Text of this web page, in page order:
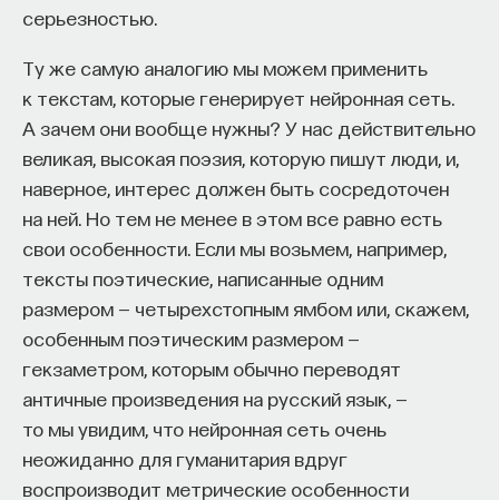
серьезностью.
Ту же самую аналогию мы можем применить
к текстам, которые генерирует нейронная сеть.
А зачем они вообще нужны? У нас действительно
великая, высокая поэзия, которую пишут люди, и,
наверное, интерес должен быть сосредоточен
на ней. Но тем не менее в этом все равно есть
свои особенности. Если мы возьмем, например,
тексты поэтические, написанные одним
размером — четырехстопным ямбом или, скажем,
особенным поэтическим размером —
гекзаметром, которым обычно переводят
античные произведения на русский язык, —
то мы увидим, что нейронная сеть очень
неожиданно для гуманитария вдруг
воспроизводит метрические особенности
Какие возникают сложности на этом пути? Атом
и с точки зрения электромагнитного поля его
размер примерно равен длине волны этого поля
(только в том случае, если это поле, резонансное
данному атому, если нерезонансное, то размер
еще меньше). Мы знаем, что стекло прозрачное:
свет проходит через него и не поглощается.
Значит, на длине волны видимого света там нет
никакого сечения взаимодействия. А это
не делает задачу построения интерфейса проще,
потому что сжать фотон до размера длины
волны — задача очень непростая.
Данную задачу можно решать с разных сторон.
Первый, казалось бы, очевидный путь — сжать
фотон. Но тут мешает природа: существует